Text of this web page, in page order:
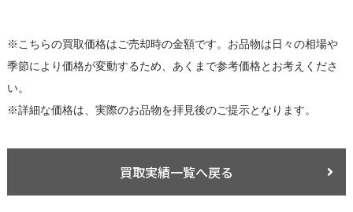
※こちらの買取価格はご売却時の金額です。お品物は日々の相場や
季節により価格が変動するため、あくまで参考価格とお考えくださ
い。
※詳細な価格は、実際のお品物を拝見後のご提示となります。
買取実績一覧へ戻る